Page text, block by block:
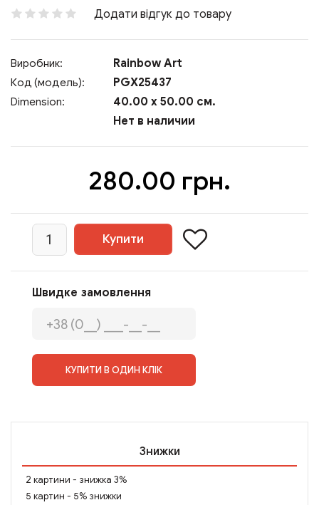
Додати відгук до товару
Виробник: Rainbow Art
Код (модель): PGX25437
Dimension:
40.00 x 50.00 см.
Нет в наличии
280.00 грн.
Швидке замовлення
КУПИТИ В ОДИН КЛІК
Знижки
2 картини - знижка 3%
5 картин - 5% знижки